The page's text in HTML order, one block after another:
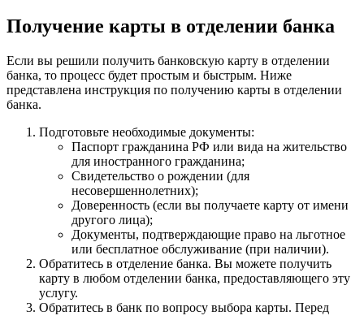
Получение карты в отделении банка
Если вы решили получить банковскую карту в отделении
банка, то процесс будет простым и быстрым. Ниже
представлена инструкция по получению карты в отделении
банка.
Подготовьте необходимые документы:
Паспорт гражданина РФ или вида на жительство
для иностранного гражданина;
Свидетельство о рождении (для
несовершеннолетних);
Доверенность (если вы получаете карту от имени
другого лица);
Документы, подтверждающие право на льготное
или бесплатное обслуживание (при наличии).
Обратитесь в отделение банка. Вы можете получить
карту в любом отделении банка, предоставляющего эту
услугу.
Обратитесь в банк по вопросу выбора карты. Перед